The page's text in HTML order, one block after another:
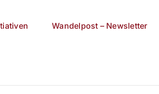
Wandelpost – Newsletter